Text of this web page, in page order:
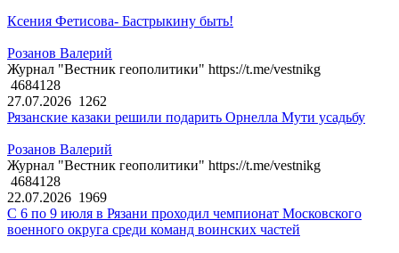
Ксения Фетисова- Бастрыкину быть!
Розанов Валерий
Журнал "Вестник геополитики" https://t.me/vestnikg
4684128
27.07.2026 1262
Рязанские казаки решили подарить Орнелла Мути усадьбу
Розанов Валерий
Журнал "Вестник геополитики" https://t.me/vestnikg
4684128
22.07.2026 1969
С 6 по 9 июля в Рязани проходил чемпионат Московского
военного округа среди команд воинских частей